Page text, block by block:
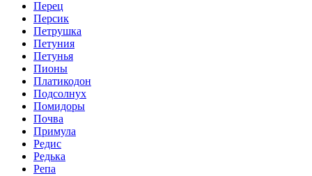
Перец
Персик
Петрушка
Петуния
Петунья
Пионы
Платикодон
Подсолнух
Помидоры
Почва
Примула
Редис
Редька
Репа